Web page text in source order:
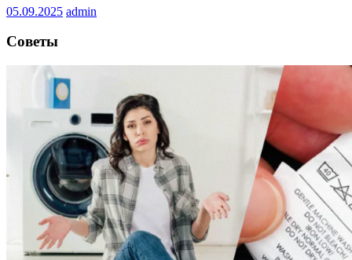
05.09.2025 admin
Советы